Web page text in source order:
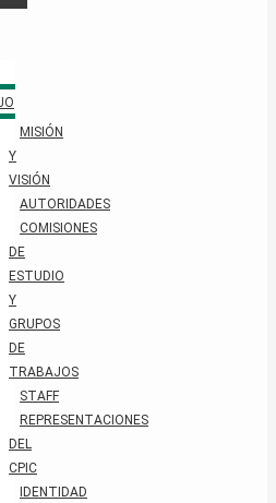
MISIÓN
Y
VISIÓN
AUTORIDADES
COMISIONES
DE
ESTUDIO
Y
GRUPOS
DE
TRABAJOS
STAFF
REPRESENTACIONES
DEL
CPIC
IDENTIDAD